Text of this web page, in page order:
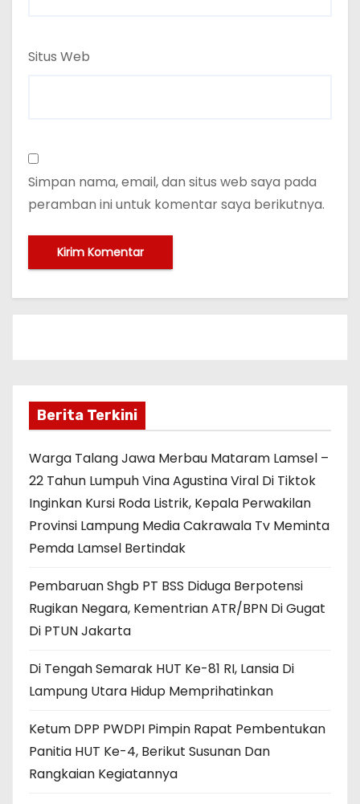
Situs Web
Simpan nama, email, dan situs web saya pada
peramban ini untuk komentar saya berikutnya.
Berita Terkini
Warga Talang Jawa Merbau Mataram Lamsel –
22 Tahun Lumpuh Vina Agustina Viral Di Tiktok
Inginkan Kursi Roda Listrik, Kepala Perwakilan
Provinsi Lampung Media Cakrawala Tv Meminta
Pemda Lamsel Bertindak
Pembaruan Shgb PT BSS Diduga Berpotensi
Rugikan Negara, Kementrian ATR/BPN Di Gugat
Di PTUN Jakarta
Di Tengah Semarak HUT Ke-81 RI, Lansia Di
Lampung Utara Hidup Memprihatinkan
Ketum DPP PWDPI Pimpin Rapat Pembentukan
Panitia HUT Ke-4, Berikut Susunan Dan
Rangkaian Kegiatannya